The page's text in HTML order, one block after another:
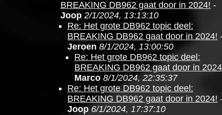
BREAKING DB962 gaat door in 2024! -
Joop 2/1/2024, 13:13:10
Re: Het grote DB962 topic deel:
BREAKING DB962 gaat door in 2024!
Jeroen 8/1/2024, 13:00:50
Re: Het grote DB962 topic deel:
BREAKING DB962 gaat door in
Marco 8/1/2024, 22:35:37
Re: Het grote DB962 topic deel:
BREAKING DB962 gaat door in 2024!
Joop 6/1/2024, 17:37:10